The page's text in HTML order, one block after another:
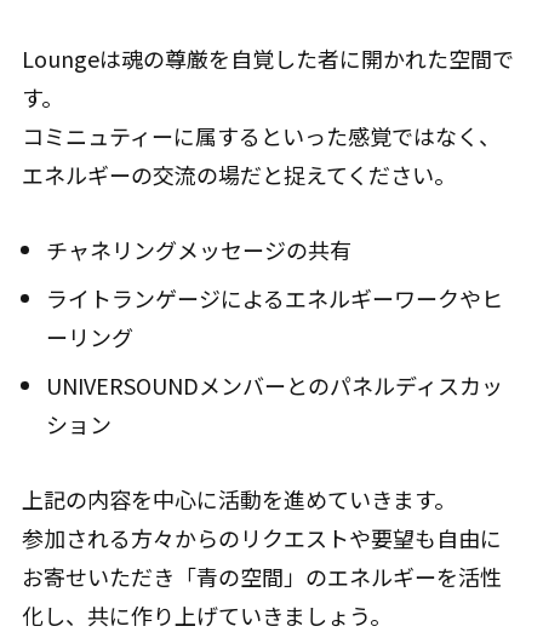
Loungeは魂の尊厳を自覚した者に開かれた空間で
す。
コミニュティーに属するといった感覚ではなく、
エネルギーの交流の場だと捉えてください。
チャネリングメッセージの共有
ライトランゲージによるエネルギーワークやヒ
ーリング
UNIVERSOUNDメンバーとのパネルディスカッ
ション
上記の内容を中心に活動を進めていきます。
参加される方々からのリクエストや要望も自由に
お寄せいただき「青の空間」のエネルギーを活性
化し、共に作り上げていきましょう。